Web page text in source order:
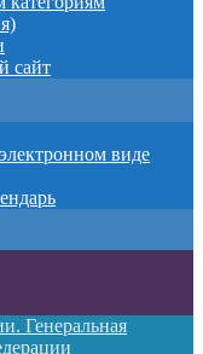
сайт
виде
Генеральная